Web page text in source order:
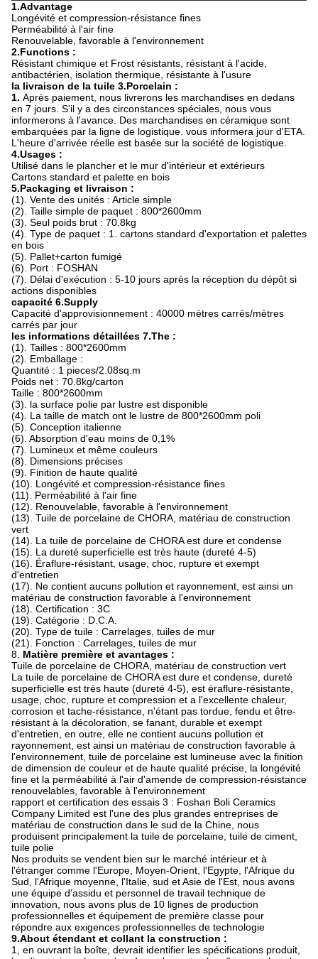
1.Advantage
Longévité et compression-résistance fines
Perméabilité à l'air fine
Renouvelable, favorable à l'environnement
2.Functions :
Résistant chimique et Frost résistants, résistant à l'acide,
antibactérien, isolation thermique, résistante à l'usure
la livraison de la tuile 3.Porcelain :
1. Après paiement, nous livrerons les marchandises en dedans
en 7 jours. S'il y a des circonstances spéciales, nous vous
informerons à l'avance. Des marchandises en céramique sont
embarquées par la ligne de logistique. vous informera jour d'ETA.
L'heure d'arrivée réelle est basée sur la société de logistique.
4.Usages :
Utilisé dans le plancher et le mur d'intérieur et extérieurs
Cartons standard et palette en bois
5.Packaging et livraison :
(1). Vente des unités : Article simple
(2). Taille simple de paquet : 800*2600mm
(3). Seul poids brut : 70.8kg
(4). Type de paquet : 1. cartons standard d'exportation et palettes
en bois
(5). Pallet+carton fumigé
(6). Port : FOSHAN
(7). Délai d'exécution : 5-10 jours après la réception du dépôt si
actions disponibles
capacité 6.Supply
Capacité d'approvisionnement : 40000 mètres carrés/mètres
carrés par jour
les informations détaillées 7.The :
(1). Tailles : 800*2600mm
(2). Emballage :
Quantité : 1 pieces/2.08sq.m
Poids net : 70.8kg/carton
Taille : 800*2600mm
(3). la surface polie par lustre est disponible
(4). La taille de match ont le lustre de 800*2600mm poli
(5). Conception italienne
(6). Absorption d'eau moins de 0,1%
(7). Lumineux et même couleurs
(8). Dimensions précises
(9). Finition de haute qualité
(10). Longévité et compression-résistance fines
(11). Perméabilité à l'air fine
(12). Renouvelable, favorable à l'environnement
(13). Tuile de porcelaine de CHORA, matériau de construction
vert
(14). La tuile de porcelaine de CHORA est dure et condense
(15). La dureté superficielle est très haute (dureté 4-5)
(16). Éraflure-résistant, usage, choc, rupture et exempt
d'entretien
(17). Ne contient aucuns pollution et rayonnement, est ainsi un
matériau de construction favorable à l'environnement
(18). Certification : 3C
(19). Catégorie : D.C.A.
(20). Type de tuile : Carrelages, tuiles de mur
(21). Fonction : Carrelages, tuiles de mur
8. Matière première et avantages :
Tuile de porcelaine de CHORA, matériau de construction vert
La tuile de porcelaine de CHORA est dure et condense, dureté
superficielle est très haute (dureté 4-5), est éraflure-résistante,
usage, choc, rupture et compression et a l'excellente chaleur,
corrosion et tache-résistance, n'étant pas tordue, fendu et être-
résistant à la décoloration, se fanant, durable et exempt
d'entretien, en outre, elle ne contient aucuns pollution et
rayonnement, est ainsi un matériau de construction favorable à
l'environnement, tuile de porcelaine est lumineuse avec la finition
de dimension de couleur et de haute qualité précise, la longévité
fine et la perméabilité à l'air d'amende de compression-résistance
renouvelables, favorable à l'environnement
rapport et certification des essais 3 : Foshan Boli Ceramics
Company Limited est l'une des plus grandes entreprises de
matériau de construction dans le sud de la Chine, nous
produisent principalement la tuile de porcelaine, tuile de ciment,
tuile polie
Nos produits se vendent bien sur le marché intérieur et à
l'étranger comme l'Europe, Moyen-Orient, l'Egypte, l'Afrique du
Sud, l'Afrique moyenne, l'Italie, sud et Asie de l'Est, nous avons
une équipe d'assidu et personnel de travail technique de
innovation, nous avons plus de 10 lignes de production
professionnelles et équipement de première classe pour
répondre aux exigences professionnelles de technologie
9.About étendant et collant la construction :
1, en ouvrant la boîte, devrait identifier les spécifications produit,